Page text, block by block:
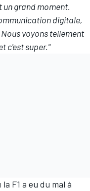
un grand moment.
digitale,
voyons tellement
c'est super."
F1 a eu du mal à